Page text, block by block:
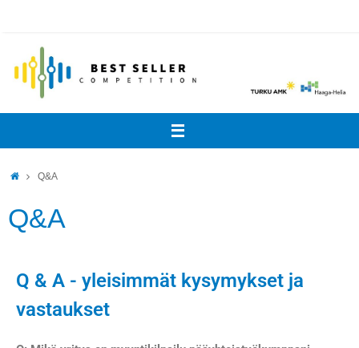
Q&A
Q&A
Q & A - yleisimmät kysymykset ja
vastaukset